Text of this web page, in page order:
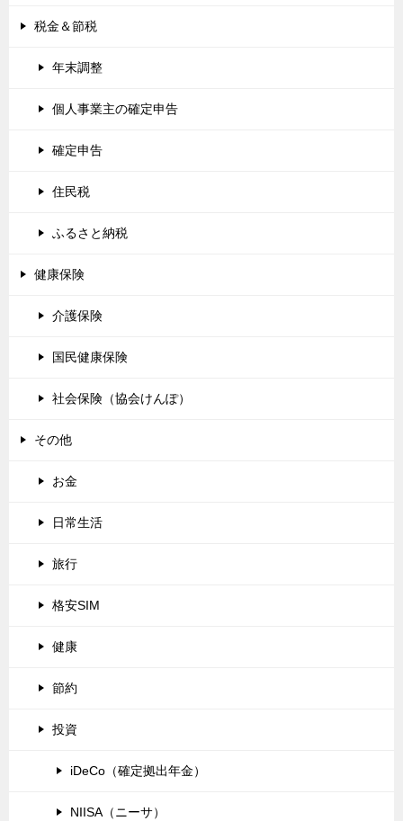
税金＆節税
年末調整
個人事業主の確定申告
確定申告
住民税
ふるさと納税
健康保険
介護保険
国民健康保険
社会保険（協会けんぽ）
その他
お金
日常生活
旅行
格安SIM
健康
節約
投資
iDeCo（確定拠出年金）
NIISA（ニーサ）